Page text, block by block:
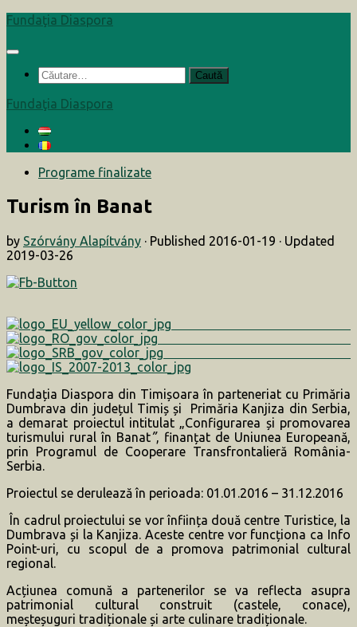
Skip
content
Fundaţia Diaspora
Caută
după:
Fundaţia Diaspora
Programe finalizate
Turism în Banat
by Szórvány Alapítvány · Published 2016-01-19 · Updated
2019-03-26
Fundația Diaspora din Timișoara în parteneriat cu Primăria
Dumbrava din județul Timiș și Primăria Kanjiza din Serbia,
a demarat proiectul intitulat „Configurarea și promovarea
turismului rural în Banat”, finanțat de Uniunea Europeană,
prin Programul de Cooperare Transfrontalieră România-
Serbia.
Proiectul se derulează în perioada: 01.01.2016 – 31.12.2016
În cadrul proiectului se vor înființa două centre Turistice, la
Dumbrava și la Kanjiza. Aceste centre vor funcționa ca Info
Point-uri, cu scopul de a promova patrimonial cultural
regional.
Acțiunea comună a partenerilor se va reflecta asupra
patrimonial cultural construit (castele, conace),
meșteșuguri tradiționale și arte culinare tradiționale.